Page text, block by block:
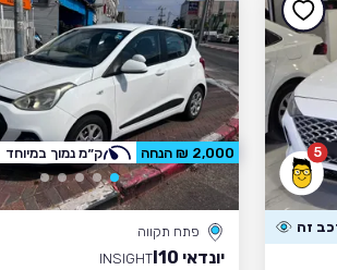
5
פתח תקווה
יונדאי I10
INSIGHT
2,000 ₪ הנחה ק״מ נמוך במיוחד